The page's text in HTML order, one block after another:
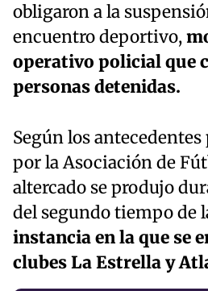
obligaron a la
encuentro deportivo,
operativo policial que
personas detenidas.
Según los
por la Asociación de
altercado se produjo
del segundo tiempo de
instancia en la que se
clubes La Estrella y